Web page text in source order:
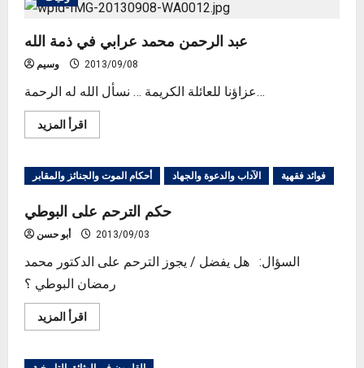
للأخ
الشقرة
وزوجته
سماح
الحج
عبد الرحمن محمد عرابي في ذمة الله
وسيم 2013/09/08
عزاؤنا للعائلة الكريمة … نسأل الله له الرحمة…
اقرأ المزيدRead
more
الرحمن
محمد
في
ذمة
الله
أحكام الموت والجنائز والمقابر الآداب والدعوة والجهاد فوائد فقهية
حكم الترحم على البوطي
أبو حسن 2013/09/03
السؤال: هل يفضل / يجوز الترحم على الدكتور محمد
رمضان البوطي ؟
اقرأ المزيدRead
more
الترحم